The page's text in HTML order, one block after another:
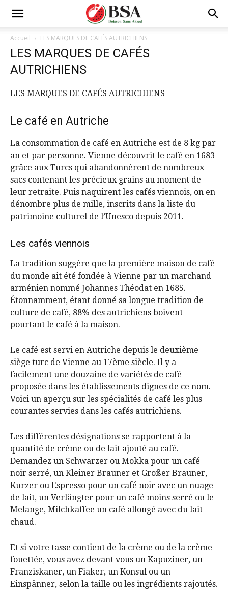
Accueil LES MARQUES DE CAFÉS AUTRICHIENS
LES MARQUES DE CAFÉS
AUTRICHIENS
LES MARQUES DE CAFÉS AUTRICHIENS
Le café en Autriche
La consommation de café en Autriche est de 8 kg par
an et par personne. Vienne découvrit le café en 1683
grâce aux Turcs qui abandonnèrent de nombreux
sacs contenant les précieux grains au moment de
leur retraite. Puis naquirent les cafés viennois, on en
dénombre plus de mille, inscrits dans la liste du
patrimoine culturel de l’Unesco depuis 2011.
Les cafés viennois
La tradition suggère que la première maison de café
du monde ait été fondée à Vienne par un marchand
arménien nommé Johannes Théodat en 1685.
Étonnamment, étant donné sa longue tradition de
culture de café, 88% des autrichiens boivent
pourtant le café à la maison.
Le café est servi en Autriche depuis le deuxième
siège turc de Vienne au 17ème siècle. Il y a
facilement une douzaine de variétés de café
proposée dans les établissements dignes de ce nom.
Voici un aperçu sur les spécialités de café les plus
courantes servies dans les cafés autrichiens.
Les différentes désignations se rapportent à la
quantité de crème ou de lait ajouté au café.
Demandez un Schwarzer ou Mokka pour un café
noir serré, un Kleiner Brauner et Großer Brauner,
Kurzer ou Espresso pour un café noir avec un nuage
de lait, un Verlängter pour un café moins serré ou le
Melange, Milchkaffee un café allongé avec du lait
chaud.
Et si votre tasse contient de la crème ou de la crème
fouettée, vous avez devant vous un Kapuziner, un
Franziskaner, un Fiaker, un Konsul ou un
Einspänner, selon la taille ou les ingrédients rajoutés.